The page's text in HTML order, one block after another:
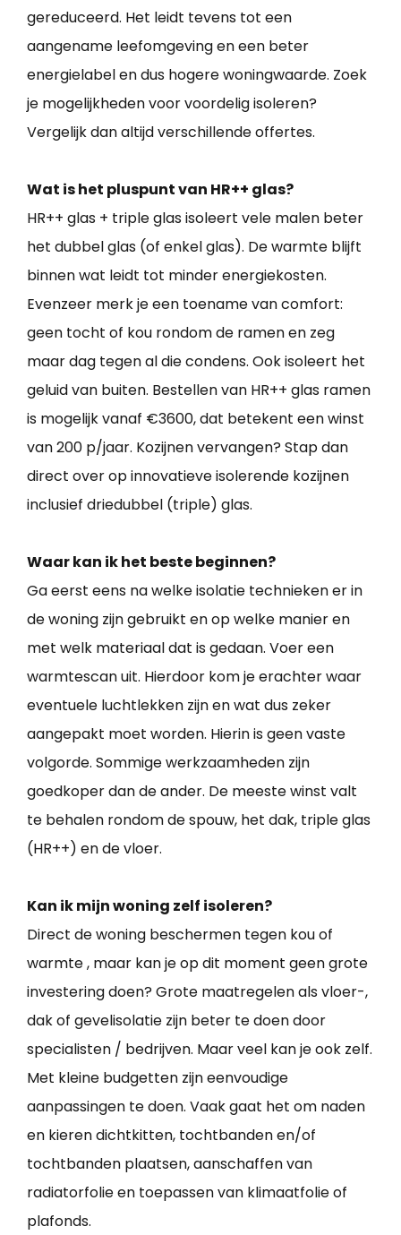
gereduceerd. Het leidt tevens tot een
aangename leefomgeving en een beter
energielabel en dus hogere woningwaarde. Zoek
je mogelijkheden voor voordelig isoleren?
Vergelijk dan altijd verschillende offertes.
Wat is het pluspunt van HR++ glas?
HR++ glas + triple glas isoleert vele malen beter
het dubbel glas (of enkel glas). De warmte blijft
binnen wat leidt tot minder energiekosten.
Evenzeer merk je een toename van comfort:
geen tocht of kou rondom de ramen en zeg
maar dag tegen al die condens. Ook isoleert het
geluid van buiten. Bestellen van HR++ glas ramen
is mogelijk vanaf €3600, dat betekent een winst
van 200 p/jaar. Kozijnen vervangen? Stap dan
direct over op innovatieve isolerende kozijnen
inclusief driedubbel (triple) glas.
Waar kan ik het beste beginnen?
Ga eerst eens na welke isolatie technieken er in
de woning zijn gebruikt en op welke manier en
met welk materiaal dat is gedaan. Voer een
warmtescan uit. Hierdoor kom je erachter waar
eventuele luchtlekken zijn en wat dus zeker
aangepakt moet worden. Hierin is geen vaste
volgorde. Sommige werkzaamheden zijn
goedkoper dan de ander. De meeste winst valt
te behalen rondom de spouw, het dak, triple glas
(HR++) en de vloer.
Kan ik mijn woning zelf isoleren?
Direct de woning beschermen tegen kou of
warmte , maar kan je op dit moment geen grote
investering doen? Grote maatregelen als vloer-,
dak of gevelisolatie zijn beter te doen door
specialisten / bedrijven. Maar veel kan je ook zelf.
Met kleine budgetten zijn eenvoudige
aanpassingen te doen. Vaak gaat het om naden
en kieren dichtkitten, tochtbanden en/of
tochtbanden plaatsen, aanschaffen van
radiatorfolie en toepassen van klimaatfolie of
plafonds.